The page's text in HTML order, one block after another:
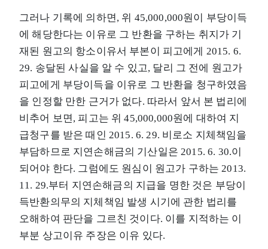
그러나 기록에 의하면, 위 45,000,000원이 부당이득
에 해당한다는 이유로 그 반환을 구하는 취지가 기
재된 원고의 항소이유서 부본이 피고에게 2015. 6.
29. 송달된 사실을 알 수 있고, 달리 그 전에 원고가
피고에게 부당이득을 이유로 그 반환을 청구하였음
을 인정할 만한 근거가 없다. 따라서 앞서 본 법리에
비추어 보면, 피고는 위 45,000,000원에 대하여 지
급청구를 받은 때인 2015. 6. 29. 비로소 지체책임을
부담하므로 지연손해금의 기산일은 2015. 6. 30.이
되어야 한다. 그럼에도 원심이 원고가 구하는 2013.
11. 29.부터 지연손해금의 지급을 명한 것은 부당이
득반환의무의 지체책임 발생 시기에 관한 법리를
오해하여 판단을 그르친 것이다. 이를 지적하는 이
부분 상고이유 주장은 이유 있다.